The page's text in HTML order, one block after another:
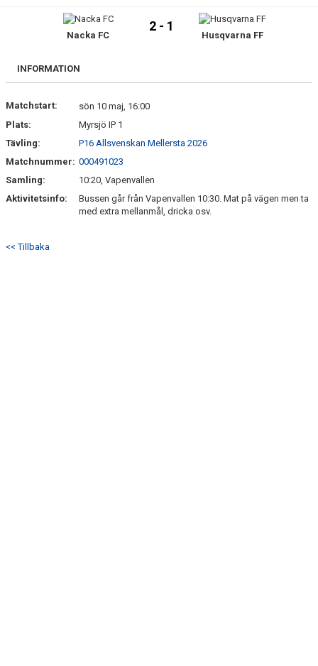
Nacka FC
2 - 1
Husqvarna FF
INFORMATION
Matchstart:
sön 10 maj, 16:00
Plats:
Myrsjö IP 1
Tävling:
P16 Allsvenskan Mellersta 2026
Matchnummer: 000491023
Samling:
10:20, Vapenvallen
Aktivitetsinfo:
Bussen går från Vapenvallen 10:30. Mat på vägen men ta
med extra mellanmål, dricka osv.
<< Tillbaka